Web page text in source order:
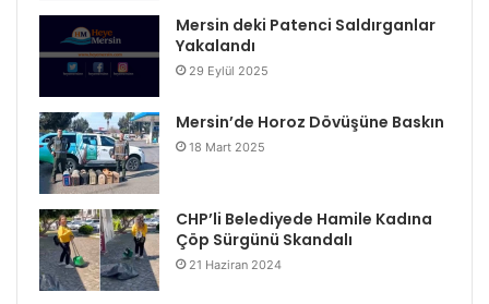
Mersin deki Patenci Saldırganlar
Yakalandı
29 Eylül 2025
Mersin’de Horoz Dövüşüne Baskın
18 Mart 2025
CHP’li Belediyede Hamile Kadına
Çöp Sürgünü Skandalı
21 Haziran 2024